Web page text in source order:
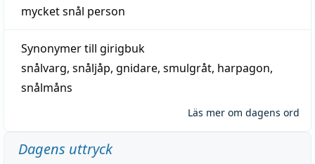
mycketsnål person
Synonymer till girigbuk
snålvarg, snåljåp, gnidare, smulgråt, harpagon,
snålmåns
Läs mer om dagens ord
Dagens uttryck